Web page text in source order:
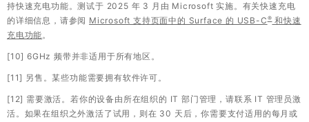
持快速充电功能。测试于 2025 年 3 月由 Microsoft 实施。有关快速充电
的详细信息，请参阅 Microsoft 支持页面中的 Surface 的 USB-C®和快速
充电功能。
[10] 6GHz 频带并非适用于所有地区。
[11] 另售。某些功能需要拥有软件许可。
[12] 需要激活。若你的设备由所在组织的 IT 部门管理，请联系 IT 管理员激
活。如果在组织之外激活了试用，则在 30 天后，你需要支付适用的每月或